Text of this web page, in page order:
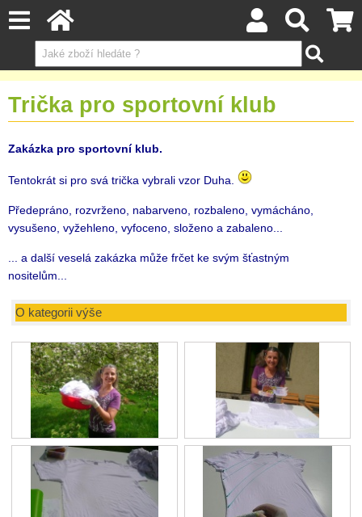
Trička pro sportovní klub
Zakázka pro sportovní klub.
Tentokrát si pro svá trička vybrali vzor Duha.
Předepráno, rozvrženo, nabarveno, rozbaleno, vymácháno,
vysušeno, vyžehleno, vyfoceno, složeno a zabaleno...
... a další veselá zakázka může frčet ke svým šťastným
nositelům...
O kategorii výše